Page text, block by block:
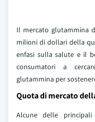
Il mercato glutammina
milioni di dollari della
enfasi sulla salute e il
consumatori a
glutammina per
Quota di mercato
Alcune delle